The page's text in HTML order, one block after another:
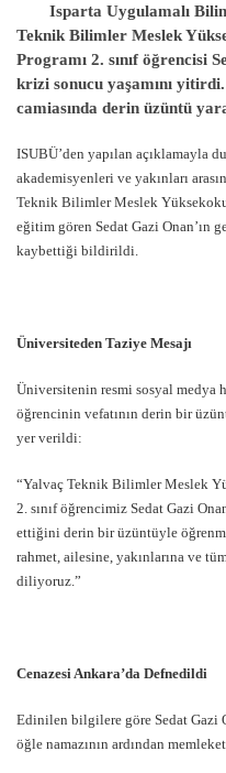
Isparta Uygulamalı Bilimler Üniversitesi (ISUBÜ) Yalvaç
Teknik Bilimler Meslek
Programı 2. sınıf öğrencisi
krizi sonucu yaşamını
camiasında derin üzüntü
ISUBÜ’den yapılan açıklamayla
akademisyenleri ve yakınları
Teknik Bilimler Meslek
eğitim gören Sedat Gazi Onan’ın
kaybettiği bildirildi.
Üniversiteden Taziye Mesajı
Üniversitenin resmi sosyal medya
öğrencinin vefatının derin bir
yer verildi:
“Yalvaç Teknik Bilimler Meslek
2. sınıf öğrencimiz Sedat Gazi
ettiğini derin bir üzüntüyle
rahmet, ailesine, yakınlarına ve
diliyoruz.”
Cenazesi Ankara’da Defnedildi
Edinilen bilgilere göre Sedat Gazi
öğle namazının ardından